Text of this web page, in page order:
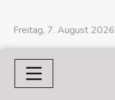
Freitag, 7. August 2026